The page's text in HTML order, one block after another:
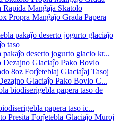
Propra Manĝaĵo Grada Papera
deserto jogurto glacio kr...
Glaciaĵo Pako Bovlo C...
papera taso ic...